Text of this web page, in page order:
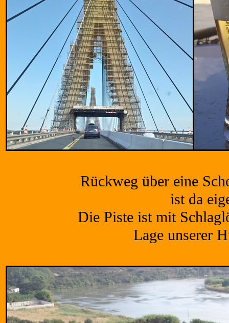
Rückweg über eine
ist da
Die Piste ist mit
Lage unserer